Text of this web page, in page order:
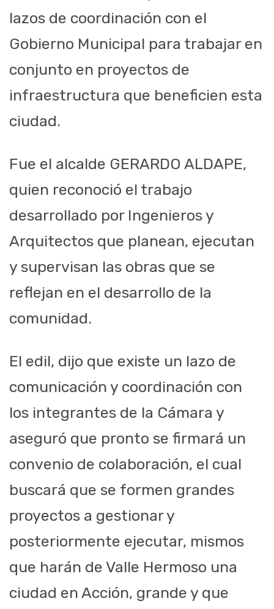
lazos de coordinación con el
Gobierno Municipal para trabajar en
conjunto en proyectos de
infraestructura que beneficien esta
ciudad.
​Fue el alcalde GERARDO ALDAPE,
quien reconoció el trabajo
desarrollado por Ingenieros y
Arquitectos que planean, ejecutan
y supervisan las obras que se
reflejan en el desarrollo de la
comunidad.
El edil, dijo que existe un lazo de
comunicación y coordinación con
los integrantes de la Cámara y
aseguró que pronto se firmará un
convenio de colaboración, el cual
buscará que se formen grandes
proyectos a gestionar y
posteriormente ejecutar, mismos
que harán de Valle Hermoso una
ciudad en Acción, grande y que